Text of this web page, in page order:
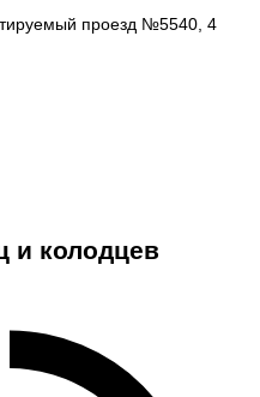
проезд №5540, 4
и колодцев